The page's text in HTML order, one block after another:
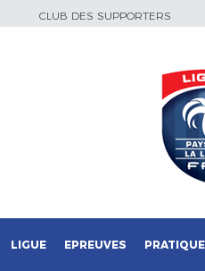
CLUB DES SUPPORTERS
LIGUE EPREUVES